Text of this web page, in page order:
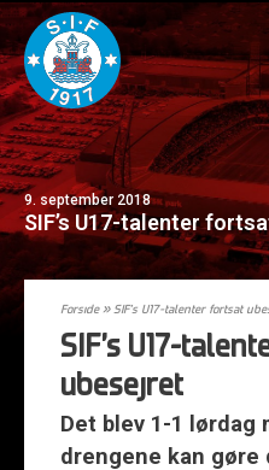
9. september 2018
SIF’s U17-talenter
Forside»SIF’s U17-talenter fortsat
SIF’s U17-
ubesejret
Det blev 1-1 lørdag
drengene kan gøre